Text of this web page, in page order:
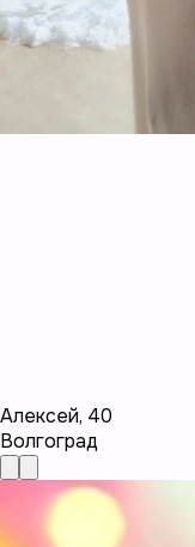
Алексей, 40
Волгоград